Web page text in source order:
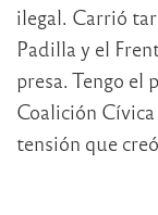
ilegal. Carrió
Padilla y el
presa. Tengo
Coalición
tensión que